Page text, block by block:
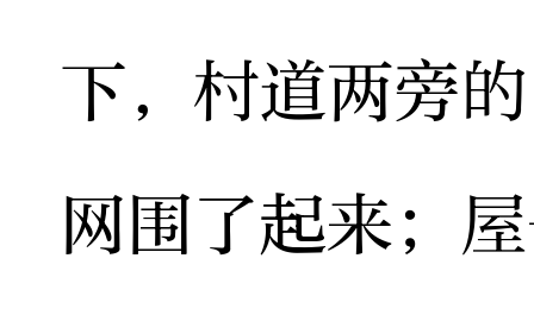
下，村道两旁
网围了起来；